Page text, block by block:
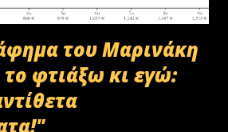
του Μαρινάκη
το φτιάξω κι εγώ: